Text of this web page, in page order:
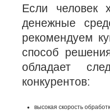
Если человек
денежные
рекомендуем
способ
обладает
конкурентов:
высокая скорость